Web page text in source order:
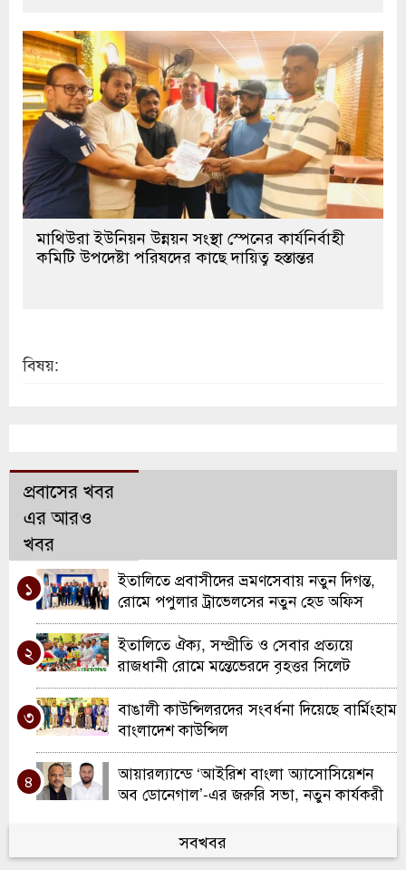
মাথিউরা ইউনিয়ন উন্নয়ন সংস্থা স্পেনের কার্যনির্বাহী
কমিটি উপদেষ্টা পরিষদের কাছে দায়িত্ব হস্তান্তর
বিষয়:
প্রবাসের খবর
এর আরও
খবর
১
ইতালিতে প্রবাসীদের ভ্রমণসেবায় নতুন দিগন্ত,
রোমে পপুলার ট্রাভেলসের নতুন হেড অফিস
উদ্বোধন
২
ইতালিতে ঐক্য, সম্প্রীতি ও সেবার প্রত্যয়ে
রাজধানী রোমে মন্তেভেরদে বৃহত্তর সিলেট
সমিতির যাত্রা
৩
বাঙালী কাউন্সিলরদের সংবর্ধনা দিয়েছে বার্মিংহাম
বাংলাদেশ কাউন্সিল
৪
আয়ারল্যান্ডে ‘আইরিশ বাংলা অ্যাসোসিয়েশন
অব ডোনেগাল’-এর জরুরি সভা, নতুন কার্যকরী
ওয়ালসলে কিরণ বালতির উদ্যোগে কাউন্সিলর
দিলু মিয়াকে সংবর্ধনা
সবখবর